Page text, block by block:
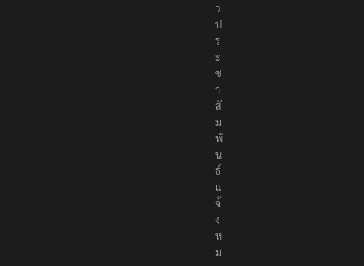
ว
ป
ร
ะ
ช
า
สั
ม
พั
น
ธ์
แ
จ้
ง
ห
ม